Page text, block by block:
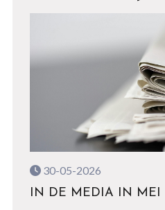
30-05-2026
IN DE MEDIA IN MEI